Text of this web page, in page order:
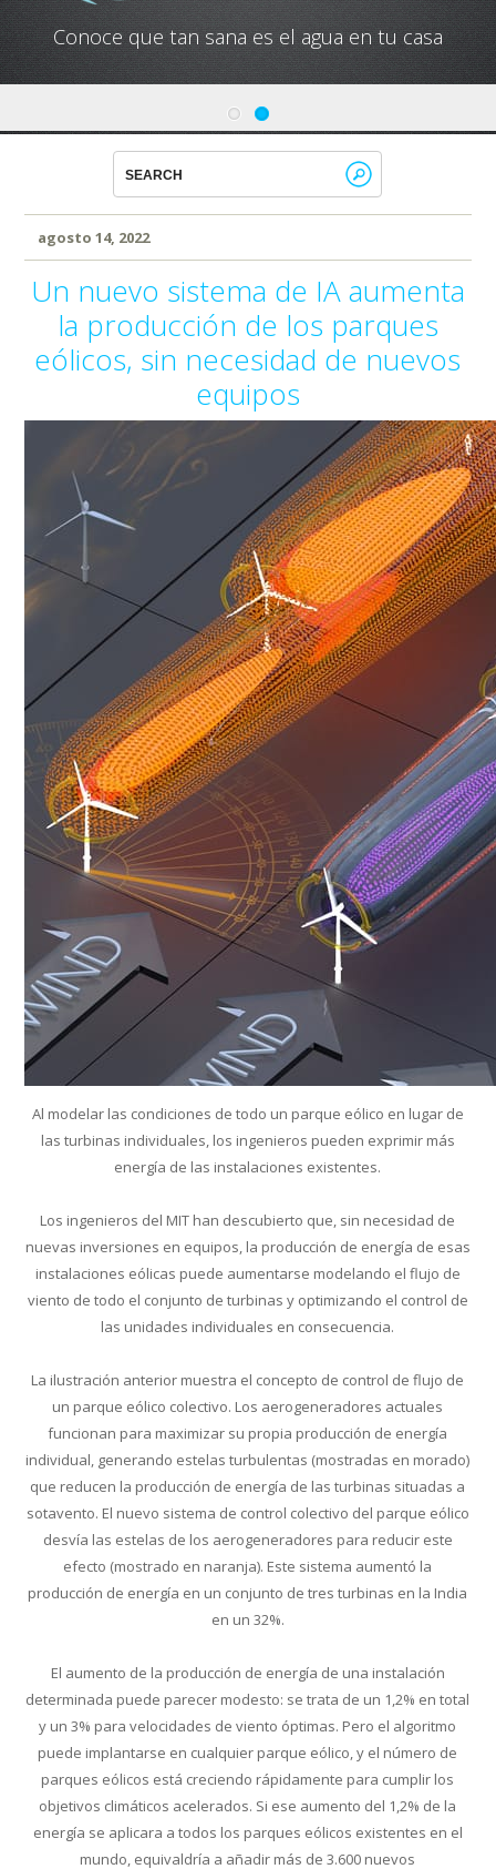
Conoce que tan sana es el agua en tu casa
Conoce cual es el mejor calentador solar de
México
agosto 14, 2022
Un nuevo sistema de IA aumenta
la producción de los parques
eólicos, sin necesidad de nuevos
equipos
Al modelar las condiciones de todo un parque eólico en lugar de
las turbinas individuales, los ingenieros pueden exprimir más
energía de las instalaciones existentes.
Los ingenieros del MIT han descubierto que, sin necesidad de
nuevas inversiones en equipos, la producción de energía de esas
instalaciones eólicas puede aumentarse modelando el flujo de
viento de todo el conjunto de turbinas y optimizando el control de
las unidades individuales en consecuencia.
La ilustración anterior muestra el concepto de control de flujo de
un parque eólico colectivo. Los aerogeneradores actuales
funcionan para maximizar su propia producción de energía
individual, generando estelas turbulentas (mostradas en morado)
que reducen la producción de energía de las turbinas situadas a
sotavento. El nuevo sistema de control colectivo del parque eólico
desvía las estelas de los aerogeneradores para reducir este
efecto (mostrado en naranja). Este sistema aumentó la
producción de energía en un conjunto de tres turbinas en la India
en un 32%.
El aumento de la producción de energía de una instalación
determinada puede parecer modesto: se trata de un 1,2% en total
y un 3% para velocidades de viento óptimas. Pero el algoritmo
puede implantarse en cualquier parque eólico, y el número de
parques eólicos está creciendo rápidamente para cumplir los
objetivos climáticos acelerados. Si ese aumento del 1,2% de la
energía se aplicara a todos los parques eólicos existentes en el
mundo, equivaldría a añadir más de 3.600 nuevos